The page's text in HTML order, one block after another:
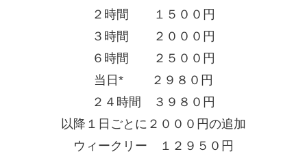
２時間 １５００円
３時間 ２０００円
６時間 ２５００円
当日* ２９８０円
２４時間 ３９８０円
以降１日ごとに２０００円の追加
ウィークリー １２９５０円